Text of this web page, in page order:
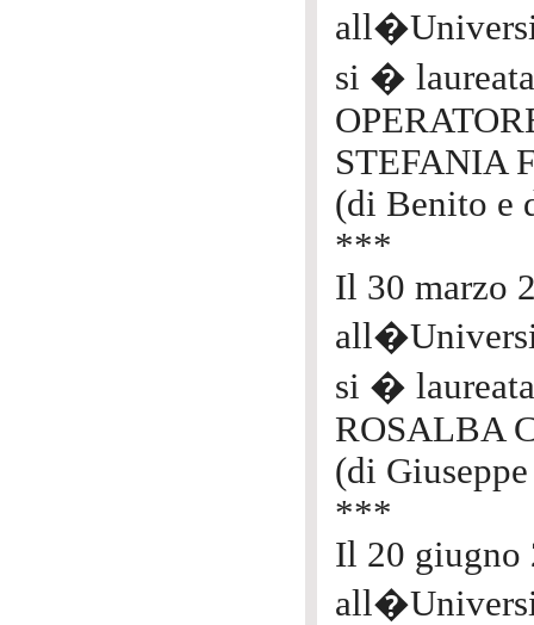
si �
STEFANIA
(di Benito e
***
Il 30 marzo
si �
ROSALBA
(di
***
Il 20 giugno